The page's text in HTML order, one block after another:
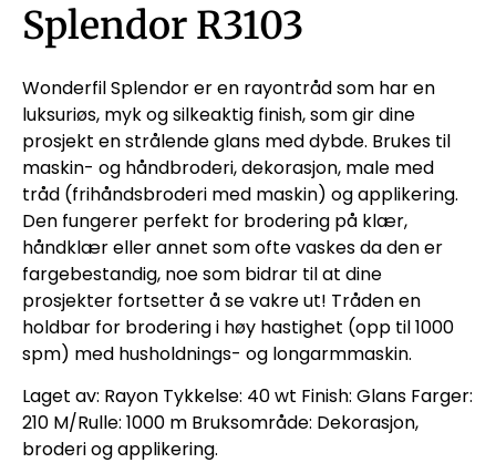
Splendor R3103
Wonderfil Splendor er en rayontråd som har en
luksuriøs, myk og silkeaktig finish, som gir dine
prosjekt en strålende glans med dybde. Brukes til
maskin- og håndbroderi, dekorasjon, male med
tråd (frihåndsbroderi med maskin) og applikering.
Den fungerer perfekt for brodering på klær,
håndklær eller annet som ofte vaskes da den er
fargebestandig, noe som bidrar til at dine
prosjekter fortsetter å se vakre ut! Tråden en
holdbar for brodering i høy hastighet (opp til 1000
spm) med husholdnings- og longarmmaskin.
Laget av: Rayon Tykkelse: 40 wt Finish: Glans Farger:
210 M/Rulle: 1000 m Bruksområde: Dekorasjon,
broderi og applikering.